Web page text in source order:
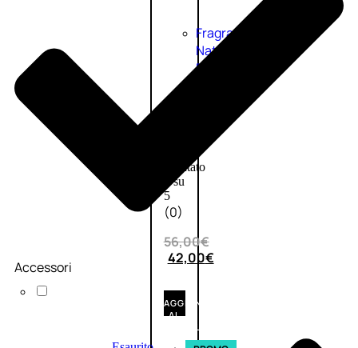
Fragranze
Nature
Donna
L’OCCITANE
Valutato
su
5
(0)
56,00€
42,00€
AGGIUNGI
AL
CARRELLO
Accessori